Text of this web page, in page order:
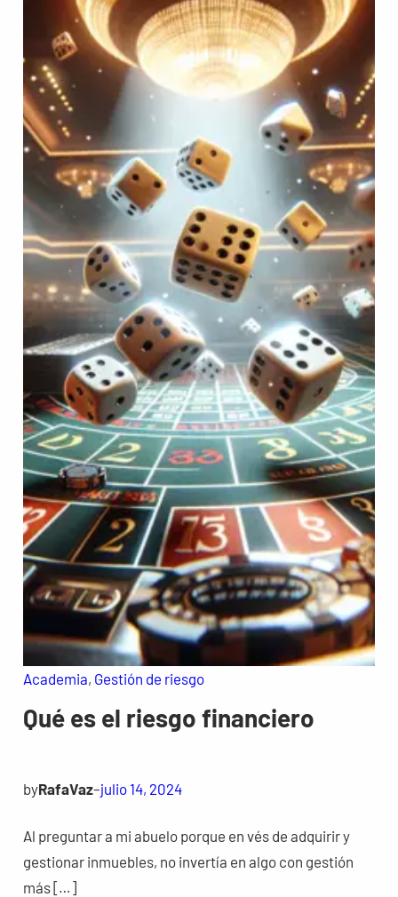
Academia, Gestión de riesgo
Qué es el riesgo financiero
byRafaVaz–julio 14, 2024
Al preguntar a mi abuelo porque en vés de adquirir y
gestionar inmuebles, no invertía en algo con gestión
más […]